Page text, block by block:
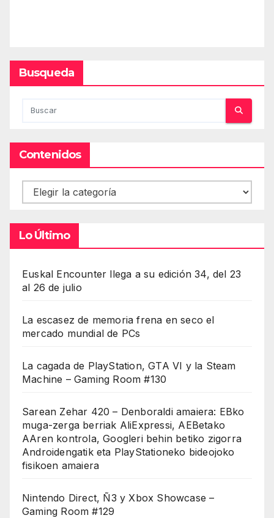
Busqueda
Contenidos
Contenidos
Lo Último
Euskal Encounter llega a su edición 34, del 23
al 26 de julio
La escasez de memoria frena en seco el
mercado mundial de PCs
La cagada de PlayStation, GTA VI y la Steam
Machine – Gaming Room #130
Sarean Zehar 420 – Denboraldi amaiera: EBko
muga-zerga berriak AliExpressi, AEBetako
AAren kontrola, Googleri behin betiko zigorra
Androidengatik eta PlayStationeko bideojoko
fisikoen amaiera
Nintendo Direct, Ñ3 y Xbox Showcase –
Gaming Room #129